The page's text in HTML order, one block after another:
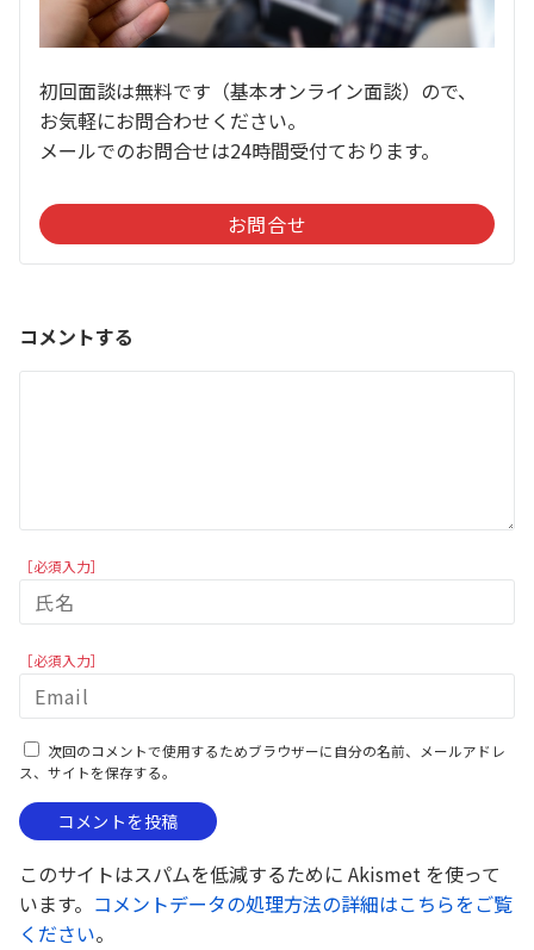
初回面談は無料です（基本オンライン面談）ので、
お気軽にお問合わせください。
メールでのお問合せは24時間受付ております。
お問合せ
コメントする
［必須入力］
［必須入力］
次回のコメントで使用するためブラウザーに自分の名前、メールアドレ
ス、サイトを保存する。
このサイトはスパムを低減するために Akismet を使って
います。 コメントデータの処理方法の詳細はこちらをご覧
ください。